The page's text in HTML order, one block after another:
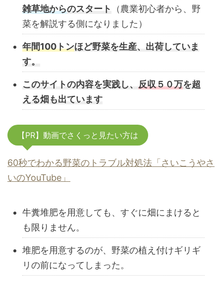
雑草地からのスタート
（農業初心者から、野
菜を解説する側になりました）
年間100トンほど野菜を生産、出荷していま
す。
このサイトの内容を実践し、 反収５０万を超
える畑も出ています
【PR】動画でさくっと見たい方は
60秒でわかる野菜のトラブル対処法「さいこうやさ
いのYouTube」
牛糞堆肥を用意しても、すぐに畑にまけると
も限りません。
堆肥を用意するのが、野菜の植え付けギリギ
リの前になってしまった。